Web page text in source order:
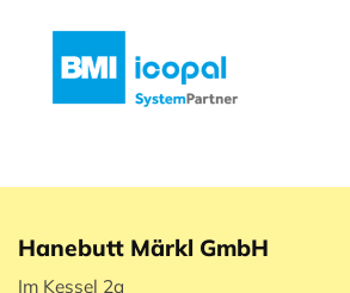
Hanebutt Märkl GmbH
Im Kessel 2a